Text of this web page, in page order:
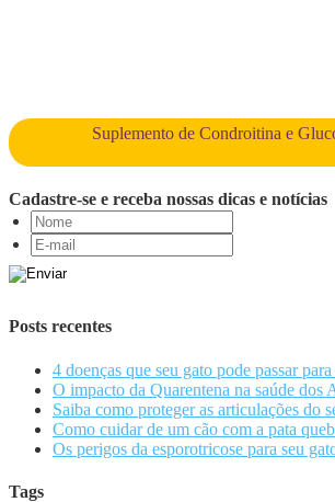
Suplemento de Condroitina e
Cadastre-se e receba nossas dicas e notícias
Posts recentes
4 doenças que seu gato pode passar
O impacto da Quarentena na saúde dos
Saiba como proteger as articulações do
Como cuidar de um cão com a pata
Os perigos da esporotricose para seu
Tags